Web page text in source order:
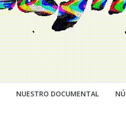
NUESTRO DOCUMENTAL